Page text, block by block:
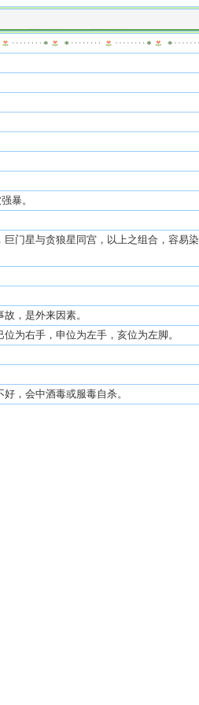
暴。
门星与贪狼星同宫，以上之组合，容易染
，是外来因素。
为右手，申位为左手，亥位为左脚。
，会中酒毒或服毒自杀。